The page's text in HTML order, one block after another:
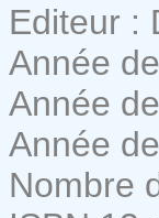
Editeur :
Année
Année
Année
Nombre